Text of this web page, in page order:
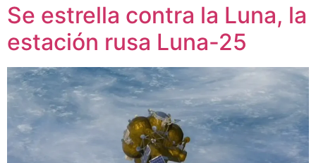
Se estrella contra la Luna, la
estación rusa Luna-25